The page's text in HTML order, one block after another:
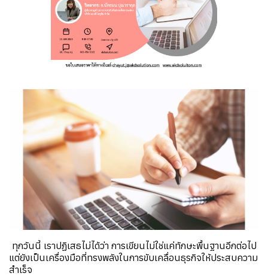
ทุกวันนี้ เราปฏิเสธไม่ได้ว่า การเขียนไม่ใช่แค่ทักษะพื้นฐานอีกต่อไป
แต่ยังเป็นเครื่องมือที่ทรงพลังในการขับเคลื่อนธุรกิจให้ประสบความ
สำเร็จ